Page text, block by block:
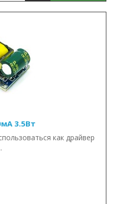
3.5Вт
как драйвер